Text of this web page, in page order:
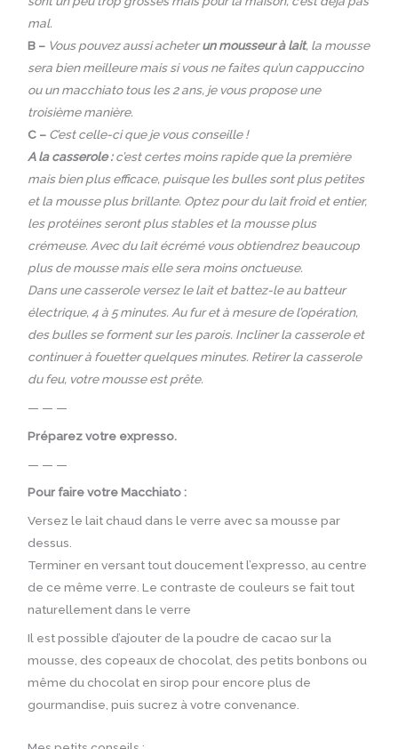
mal.
B – Vous pouvez aussi acheterun mousseur à lait, la mousse
sera bien meilleure mais si vous ne faites qu’un cappuccino
ou un macchiato tous les 2 ans, je vous propose une
troisième manière.
C – C’est celle-ci que je vous conseille !
A la casserole :c’est certes moins rapide que la première
mais bien plus efficace, puisque les bulles sont plus petites
et la mousse plus brillante. Optez pour du lait froid et entier,
les protéines seront plus stables et la mousse plus
crémeuse. Avec du lait écrémé vous obtiendrez beaucoup
plus de mousse mais elle sera moins onctueuse.
Dans une casserole versez le lait et battez-le au batteur
électrique, 4 à 5 minutes. Au fur et à mesure de l’opération,
des bulles se forment sur les parois. Incliner la casserole et
continuer à fouetter quelques minutes. Retirer la casserole
du feu, votre mousse est prête.
— — —
Préparez votre expresso.
— — —
Pour faire votre Macchiato :
Versez le lait chaud dans le verre avec sa mousse par
dessus.
Terminer en versant tout doucement l’expresso, au centre
de ce même verre. Le contraste de couleurs se fait tout
naturellement dans le verre
Il est possible d’ajouter de la poudre de cacao sur la
mousse, des copeaux de chocolat, des petits bonbons ou
même du chocolat en sirop pour encore plus de
gourmandise, puis sucrez à votre convenance.